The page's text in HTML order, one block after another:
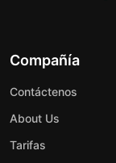
Compañía
Contáctenos
About Us
Tarifas